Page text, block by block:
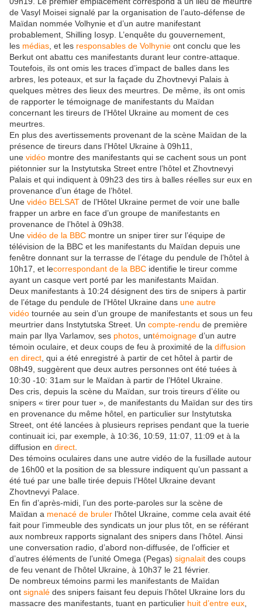
de Vasyl Moisei signalé par la organisation de l’auto-défense de
Maïdan nommée Volhynie et d’un autre manifestant
probablement, Shilling Iosyp. L’enquête du gouvernement,
les médias, et les responsables de Volhynie ont conclu que les
Berkut ont abattu ces manifestants durant leur contre-attaque.
Toutefois, ils ont omis les traces d’impact de balles dans les
arbres, les poteaux, et sur la façade du Zhovtnevyi Palais à
quelques mètres des lieux des meurtres. De même, ils ont omis
de rapporter le témoignage de manifestants du Maïdan
concernant les tireurs de l’Hôtel Ukraine au moment de ces
meurtres.
En plus des avertissements provenant de la scène Maïdan de la
présence de tireurs dans l’Hôtel Ukraine à 09h11,
une vidéo montre des manifestants qui se cachent sous un pont
piétonnier sur la Instytutska Street entre l’hôtel et Zhovtnevyi
Palais et qui indiquent à 09h23 des tirs à balles réelles sur eux en
provenance d’un étage de l’hôtel.
Une vidéo BELSAT de l’Hôtel Ukraine permet de voir une balle
frapper un arbre en face d’un groupe de manifestants en
provenance de l’hôtel à 09h38.
Une vidéo de la BBC montre un sniper tirer sur l’équipe de
télévision de la BBC et les manifestants du Maïdan depuis une
fenêtre donnant sur la terrasse de l’étage du pendule de l’hôtel à
10h17, et lecorrespondant de la BBC identifie le tireur comme
ayant un casque vert porté par les manifestants Maïdan.
Deux manifestants à 10:24 désignent des tirs de snipers à partir
de l’étage du pendule de l’Hôtel Ukraine dans une autre
vidéo tournée au sein d’un groupe de manifestants et sous un feu
meurtrier dans Instytutska Street. Un compte-rendu de première
main par Ilya Varlamov, ses photos, untémoignage d’un autre
témoin oculaire, et deux coups de feu à proximité de la diffusion
en direct, qui a été enregistré à partir de cet hôtel à partir de
08h49, suggèrent que deux autres personnes ont été tuées à
10:30 -10: 31am sur le Maïdan à partir de l’Hôtel Ukraine.
Des cris, depuis la scène du Maïdan, sur trois tireurs d’élite ou
snipers « tirer pour tuer », de manifestants du Maïdan sur des tirs
en provenance du même hôtel, en particulier sur Instytutska
Street, ont été lancées à plusieurs reprises pendant que la tuerie
continuait ici, par exemple, à 10:36, 10:59, 11:07, 11:09 et à la
diffusion en direct.
Des témoins oculaires dans une autre vidéo de la fusillade autour
de 16h00 et la position de sa blessure indiquent qu’un passant a
été tué par une balle tirée depuis l’Hôtel Ukraine devant
Zhovtnevyi Palace.
En fin d’après-midi, l’un des porte-paroles sur la scène de
Maïdan a menacé de bruler l’hôtel Ukraine, comme cela avait été
fait pour l’immeuble des syndicats un jour plus tôt, en se référant
aux nombreux rapports signalant des snipers dans l’hôtel. Ainsi
une conversation radio, d’abord non-diffusée, de l’officier et
d’autres éléments de l’unité Omega (Pegas) signalait des coups
de feu venant de l’hôtel Ukraine, à 10h37 le 21 février.
De nombreux témoins parmi les manifestants de Maïdan
ont signalé des snipers faisant feu depuis l’hôtel Ukraine lors du
massacre des manifestants, tuant en particulier huit d’entre eux,